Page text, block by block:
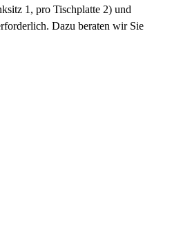
1, pro Tischplatte 2) und
Dazu beraten wir Sie